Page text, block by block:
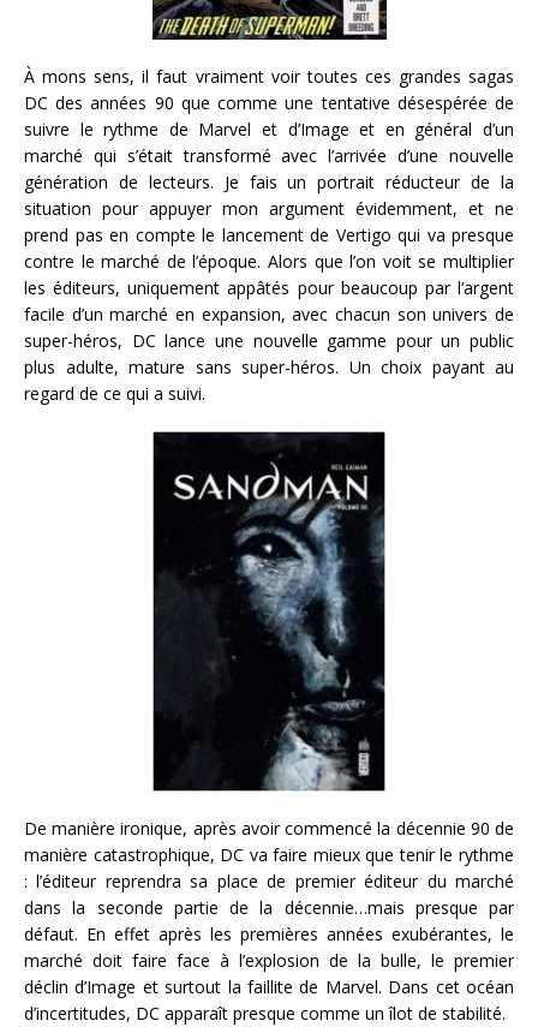
À mons sens, il faut vraiment voir toutes ces grandes sagas
DC des années 90 que comme une tentative désespérée de
suivre le rythme de Marvel et d’Image et en général d’un
marché qui s’était transformé avec l’arrivée d’une nouvelle
génération de lecteurs. Je fais un portrait réducteur de la
situation pour appuyer mon argument évidemment, et ne
prend pas en compte le lancement de Vertigo qui va presque
contre le marché de l’époque. Alors que l’on voit se multiplier
les éditeurs, uniquement appâtés pour beaucoup par l’argent
facile d’un marché en expansion, avec chacun son univers de
super-héros, DC lance une nouvelle gamme pour un public
plus adulte, mature sans super-héros. Un choix payant au
regard de ce qui a suivi.
De manière ironique, après avoir commencé la décennie 90 de
manière catastrophique, DC va faire mieux que tenir le rythme
: l’éditeur reprendra sa place de premier éditeur du marché
dans la seconde partie de la décennie…mais presque par
défaut. En effet après les premières années exubérantes, le
marché doit faire face à l’explosion de la bulle, le premier
déclin d’Image et surtout la faillite de Marvel. Dans cet océan
d’incertitudes, DC apparaît presque comme un îlot de stabilité.